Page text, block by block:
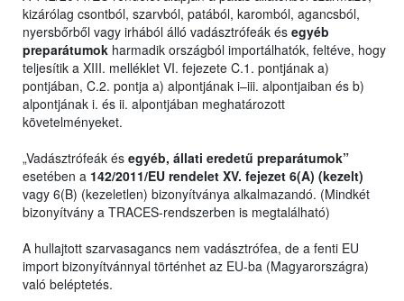
kizárólag csontból, szarvból, patából, karomból, agancsból,
nyersbőrből vagy irhából álló vadásztrófeák és egyéb
preparátumok harmadik országból importálhatók, feltéve, hogy
teljesítik a XIII. melléklet VI. fejezete C.1. pontjának a)
pontjában, C.2. pontja a) alpontjának i–iii. alpontjaiban és b)
alpontjának i. és ii. alpontjában meghatározott
követelményeket.
„Vadásztrófeák és egyéb, állati eredetű preparátumok”
esetében a 142/2011/EU rendelet XV. fejezet 6(A) (kezelt)
vagy 6(B) (kezeletlen) bizonyítványa alkalmazandó. (Mindkét
bizonyítvány a TRACES-rendszerben is megtalálható)
A hullajtott szarvasagancs nem vadásztrófea, de a fenti EU
import bizonyítvánnyal történhet az EU-ba (Magyarországra)
való beléptetés.